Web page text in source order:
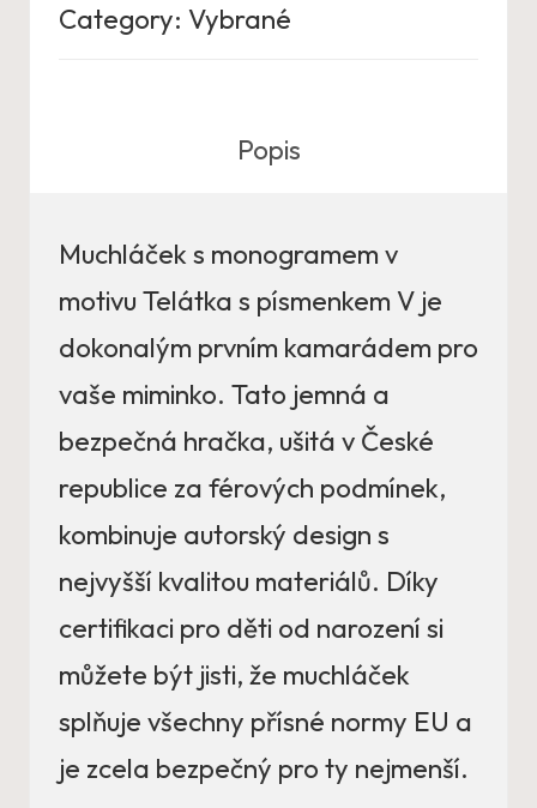
Category: Vybrané
Popis
Muchláček s monogramem v
motivu Telátka s písmenkem V je
dokonalým prvním kamarádem pro
vaše miminko. Tato jemná a
bezpečná hračka, ušitá v České
republice za férových podmínek,
kombinuje autorský design s
nejvyšší kvalitou materiálů. Díky
certifikaci pro děti od narození si
můžete být jisti, že muchláček
splňuje všechny přísné normy EU a
je zcela bezpečný pro ty nejmenší.